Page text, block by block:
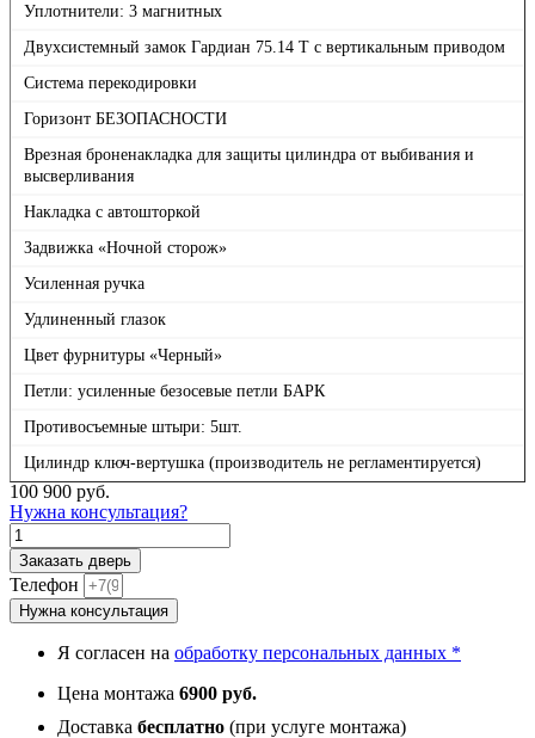
Уплотнители: 3 магнитных
Двухсистемный замок Гардиан 75.14 Т с вертикальным приводом
Система перекодировки
Горизонт БЕЗОПАСНОСТИ
Врезная броненакладка для защиты цилиндра от выбивания и
высверливания
Накладка с автошторкой
Задвижка «Ночной сторож»
Усиленная ручка
Удлиненный глазок
Цвет фурнитуры «Черный»
Петли: усиленные безосевые петли БАРК
Противосъемные штыри: 5шт.
Цилиндр ключ-вертушка (производитель не регламентируется)
100 900 руб.
Нужна консультация?
Количество
товара
Эксклюзив,
панель
079
софт,
черный
молдинг
Заказать дверь
Телефон
Нужна консультация
Я согласен на обработку персональных данных *
Цена монтажа 6900 руб.
Доставка бесплатно (при услуге монтажа)